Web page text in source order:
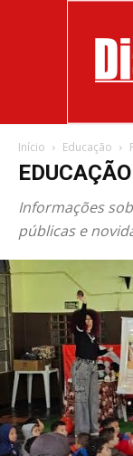
Início Educação
EDUCAÇÃO
Informações
públicas e